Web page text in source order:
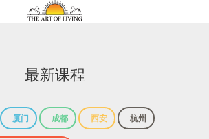
最新课程
厦门 成都 西安 杭州